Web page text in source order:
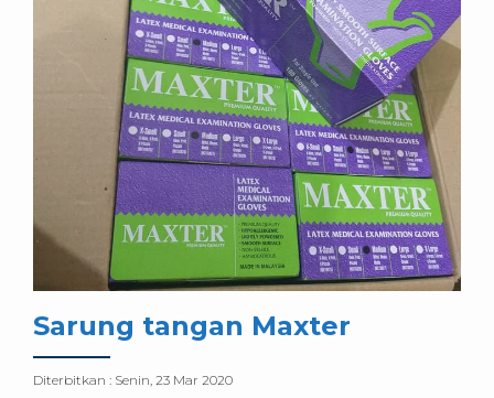
Sarung tangan Maxter
Diterbitkan : Senin, 23 Mar 2020